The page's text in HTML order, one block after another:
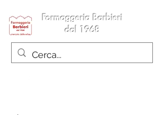
Formaggeria Barbieri
dal 1968